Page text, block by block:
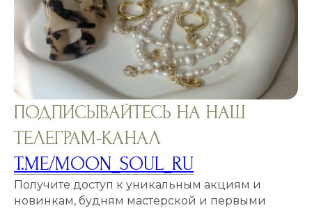
ПОДПИСЫВАЙТЕСЬ НА НАШ
ТЕЛЕГРАМ-КАНАЛ
T.ME/MOON_SOUL_RU
Получите доступ к уникальным акциям и
новинкам, будням мастерской и первыми